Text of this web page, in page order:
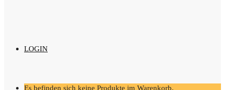
LOGIN
Es befinden sich keine Produkte im Warenkorb.